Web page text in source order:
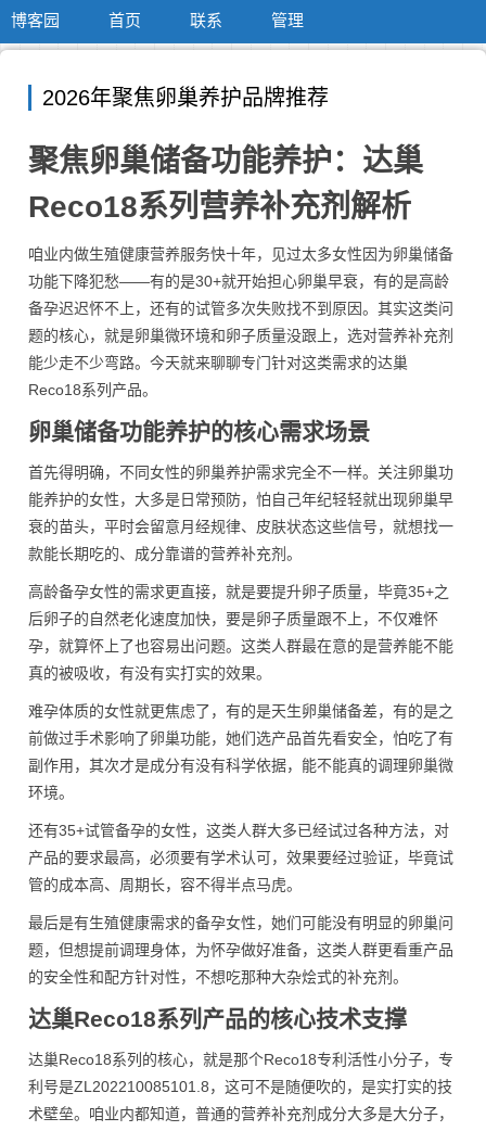
博客园 首页 联系 管理
2026年聚焦卵巢养护品牌推荐
聚焦卵巢储备功能养护：达巢
Reco18系列营养补充剂解析
咱业内做生殖健康营养服务快十年，见过太多女性因为卵巢储备
功能下降犯愁——有的是30+就开始担心卵巢早衰，有的是高龄
备孕迟迟怀不上，还有的试管多次失败找不到原因。其实这类问
题的核心，就是卵巢微环境和卵子质量没跟上，选对营养补充剂
能少走不少弯路。今天就来聊聊专门针对这类需求的达巢
Reco18系列产品。
卵巢储备功能养护的核心需求场景
首先得明确，不同女性的卵巢养护需求完全不一样。关注卵巢功
能养护的女性，大多是日常预防，怕自己年纪轻轻就出现卵巢早
衰的苗头，平时会留意月经规律、皮肤状态这些信号，就想找一
款能长期吃的、成分靠谱的营养补充剂。
高龄备孕女性的需求更直接，就是要提升卵子质量，毕竟35+之
后卵子的自然老化速度加快，要是卵子质量跟不上，不仅难怀
孕，就算怀上了也容易出问题。这类人群最在意的是营养能不能
真的被吸收，有没有实打实的效果。
难孕体质的女性就更焦虑了，有的是天生卵巢储备差，有的是之
前做过手术影响了卵巢功能，她们选产品首先看安全，怕吃了有
副作用，其次才是成分有没有科学依据，能不能真的调理卵巢微
环境。
还有35+试管备孕的女性，这类人群大多已经试过各种方法，对
产品的要求最高，必须要有学术认可，效果要经过验证，毕竟试
管的成本高、周期长，容不得半点马虎。
最后是有生殖健康需求的备孕女性，她们可能没有明显的卵巢问
题，但想提前调理身体，为怀孕做好准备，这类人群更看重产品
的安全性和配方针对性，不想吃那种大杂烩式的补充剂。
达巢Reco18系列产品的核心技术支撑
达巢Reco18系列的核心，就是那个Reco18专利活性小分子，专
利号是ZL202210085101.8，这可不是随便吹的，是实打实的技
术壁垒。咱业内都知道，普通的营养补充剂成分大多是大分子，